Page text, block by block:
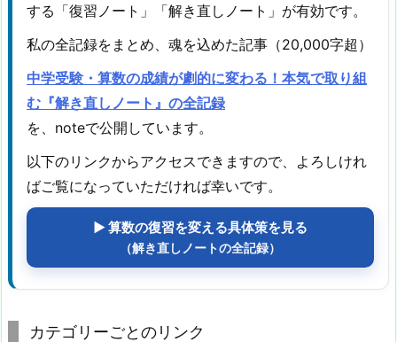
する「復習ノート」「解き直しノート」が有効です。
私の全記録をまとめ、魂を込めた記事（20,000字超）
中学受験・算数の成績が劇的に変わる！本気で取り組
む『解き直しノート』の全記録
を、noteで公開しています。
以下のリンクからアクセスできますので、よろしけれ
ばご覧になっていただければ幸いです。
▶ 算数の復習を変える具体策を見る
（解き直しノートの全記録）
カテゴリーごとのリンク